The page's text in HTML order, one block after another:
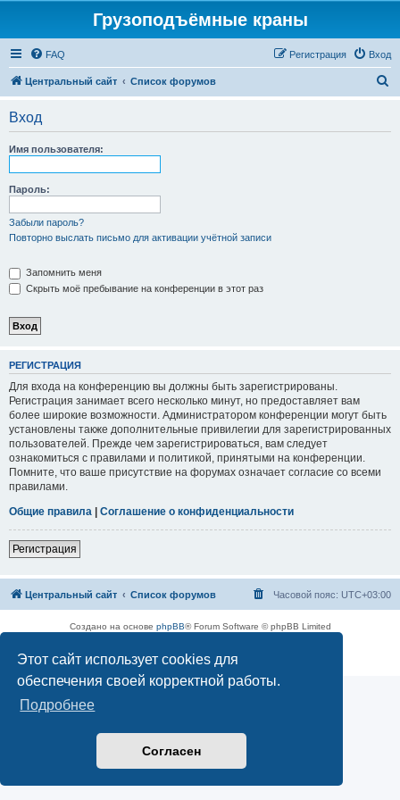
Этот сайт использует cookies для
обеспечения своей корректной работы.
Подробнее
Согласен
Грузоподъёмные краны
FAQ Вход
Регистрация
Центральный сайт Список форумов
Вход
Имя пользователя:
Пароль:
Забыли пароль?
Повторно выслать письмо для активации учётной записи
Запомнить меня
Скрыть моё пребывание на конференции в этот раз
РЕГИСТРАЦИЯ
Для входа на конференцию вы должны быть зарегистрированы.
Регистрация занимает всего несколько минут, но предоставляет вам
более широкие возможности. Администратором конференции могут быть
установлены также дополнительные привилегии для зарегистрированных
пользователей. Прежде чем зарегистрироваться, вам следует
ознакомиться с правилами и политикой, принятыми на конференции.
Помните, что ваше присутствие на форумах означает согласие со всеми
правилами.
Общие правила | Соглашение о конфиденциальности
Регистрация
Центральный сайт Список форумов Часовой пояс: UTC+03:00
Создано на основе phpBB® Forum Software © phpBB Limited
Конфиденциальность|Правила